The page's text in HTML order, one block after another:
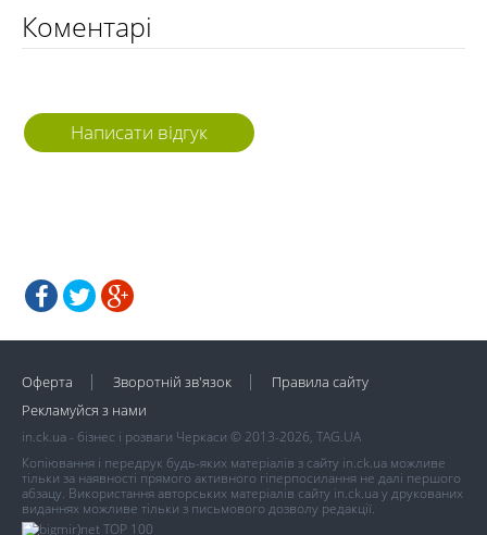
Коментарі
Написати відгук
Оферта Зворотній зв'язок
Правила сайту
Рекламуйся з нами
in.ck.ua - бізнес і розваги Черкаси © 2013-2026, TAG.UA
Копіювання і передрук будь-яких матеріалів з сайту in.ck.ua можливе
тільки за наявності прямого активного гіперпосилання не далі першого
абзацу. Використання авторських матеріалів сайту in.ck.ua у друкованих
виданнях можливе тільки з письмового дозволу редакції.